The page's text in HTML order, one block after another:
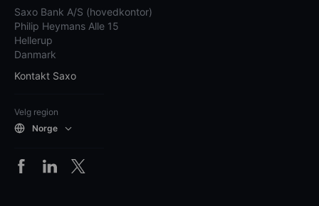
Saxo Bank A/S (hovedkontor)
Philip Heymans Alle 15
Hellerup
Danmark
Kontakt Saxo
Velg region
Norge